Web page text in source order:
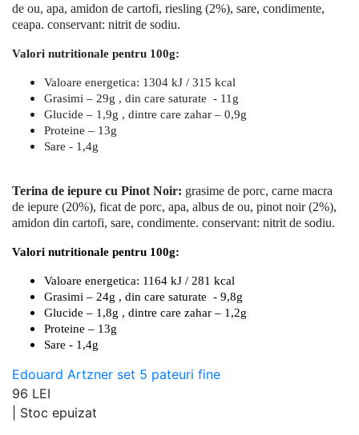
de ou, apa, amidon de cartofi, riesling (2%), sare, condimente,
ceapa. conservant: nitrit de sodiu.
Valori nutritionale pentru 100g:
Valoare energetica: 1304 kJ / 315 kcal
Grasimi – 29g , din care saturate - 11g
Glucide – 1,9g , dintre care zahar – 0,9g
Proteine – 13g
Sare - 1,4g
Terina de iepure cu Pinot Noir: grasime de porc, carne macra
de iepure (20%), ficat de porc, apa, albus de ou, pinot noir (2%),
amidon din cartofi, sare, condimente. conservant: nitrit de sodiu.
Valori nutritionale pentru 100g:
Valoare energetica: 1164 kJ / 281 kcal
Grasimi – 24g , din care saturate - 9,8g
Glucide – 1,8g , dintre care zahar – 1,2g
Proteine – 13g
Sare - 1,4g
Edouard Artzner set 5 pateuri fine
96 LEI
Stoc epuizat